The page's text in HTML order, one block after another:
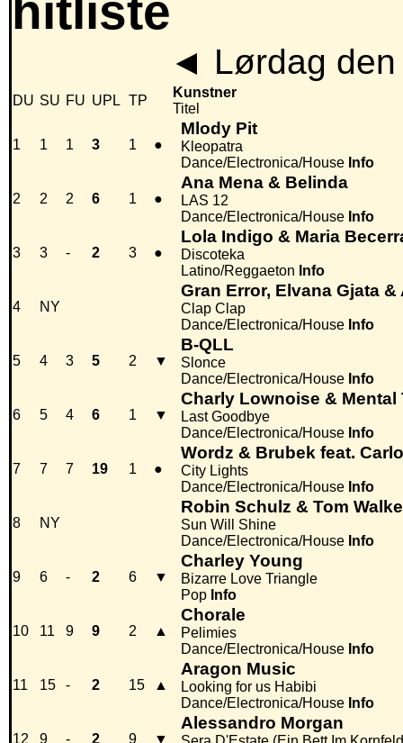
◄ Lørdag
DU SU FU UPL TP
Kunstner
Titel
1 1 1 3 1 ●
Mlody Pit
Kleopatra
Dance/Electronica/House Info
2 2 2 6 1 ●
Ana Mena & Belinda
LAS 12
Dance/Electronica/House Info
3 3 - 2 3 ●
Lola Indigo & Maria
Discoteka
Latino/Reggaeton Info
4 NY
Gran Error, Elvana Gjata &
Clap Clap
Dance/Electronica/House Info
5 4 3 5 2 ▼
B-QLL
Slonce
Dance/Electronica/House Info
6 5 4 6 1 ▼
Charly Lownoise & Mental
Last Goodbye
Dance/Electronica/House Info
7 7 7 19 1 ●
Wordz & Brubek feat.
City Lights
Dance/Electronica/House Info
8 NY
Robin Schulz & Tom
Sun Will Shine
Dance/Electronica/House Info
9 6 - 2 6 ▼
Charley Young
Bizarre Love Triangle
Pop Info
10 11 9 9 2 ▲
Chorale
Pelimies
Dance/Electronica/House Info
11 15 - 2 15 ▲
Aragon Music
Looking for us Habibi
Dance/Electronica/House Info
12 9 - 2 9 ▼
Alessandro Morgan